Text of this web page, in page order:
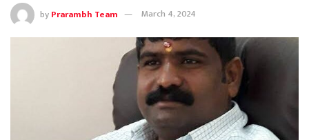
byPrarambh Team March 4, 2024